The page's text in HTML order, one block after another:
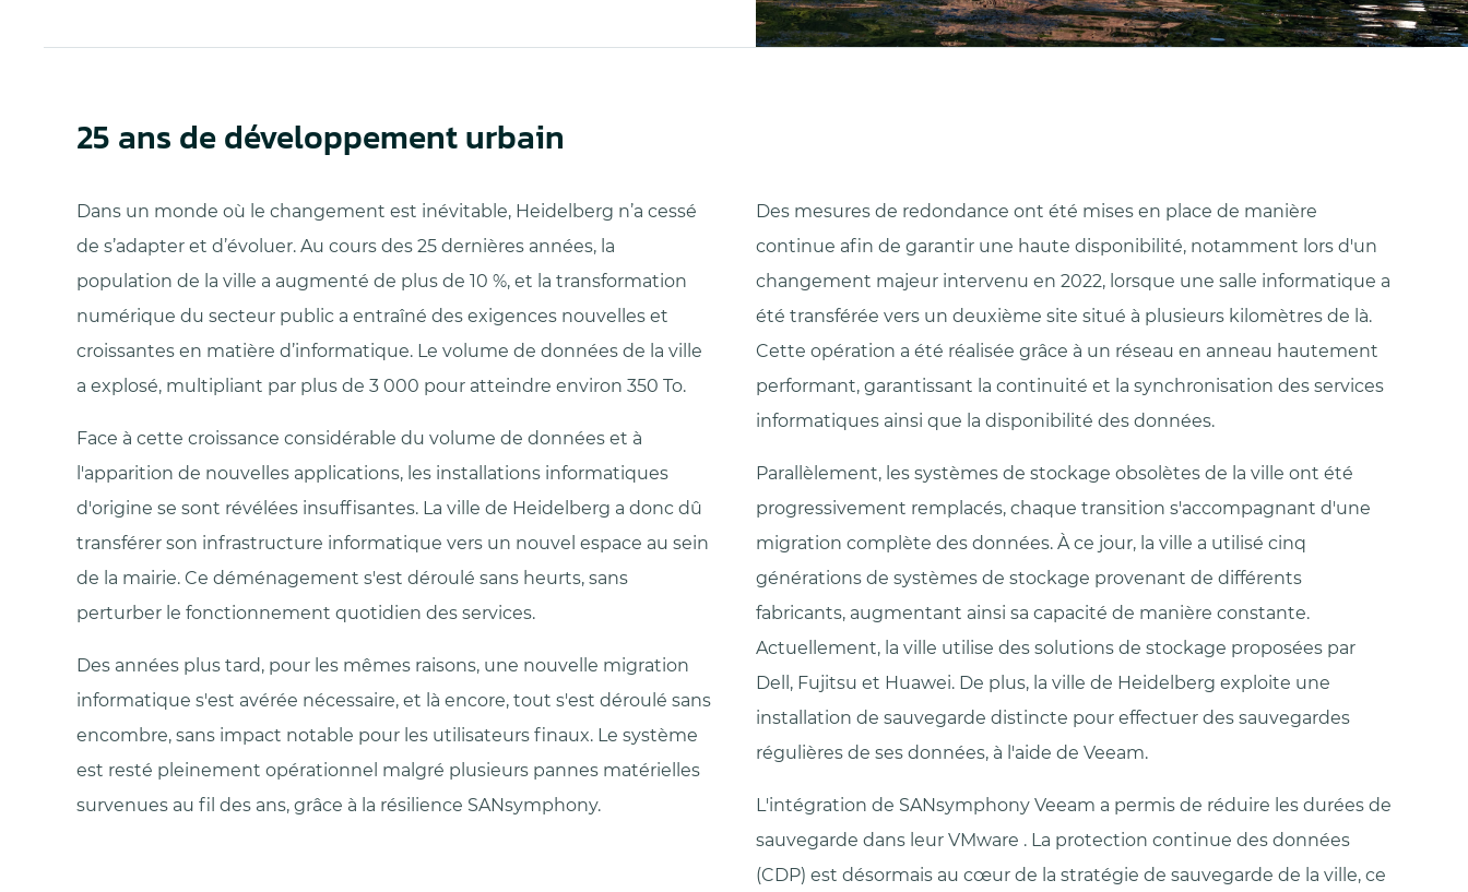
25 ans de développement urbain
Dans un monde où le changement est inévitable, Heidelberg n’a cessé
de s’adapter et d’évoluer. Au cours des 25 dernières années, la
population de la ville a augmenté de plus de 10 %, et la transformation
numérique du secteur public a entraîné des exigences nouvelles et
croissantes en matière d’informatique. Le volume de données de la ville
a explosé, multipliant par plus de 3 000 pour atteindre environ 350 To.
Face à cette croissance considérable du volume de données et à
l'apparition de nouvelles applications, les installations informatiques
d'origine se sont révélées insuffisantes. La ville de Heidelberg a donc dû
transférer son infrastructure informatique vers un nouvel espace au sein
de la mairie. Ce déménagement s'est déroulé sans heurts, sans
perturber le fonctionnement quotidien des services.
Des années plus tard, pour les mêmes raisons, une nouvelle migration
informatique s'est avérée nécessaire, et là encore, tout s'est déroulé sans
encombre, sans impact notable pour les utilisateurs finaux. Le système
est resté pleinement opérationnel malgré plusieurs pannes matérielles
survenues au fil des ans, grâce à la résilience SANsymphony.
Des mesures de redondance ont été mises en place de manière
continue afin de garantir une haute disponibilité, notamment lors d'un
changement majeur intervenu en 2022, lorsque une salle informatique a
été transférée vers un deuxième site situé à plusieurs kilomètres de là.
Cette opération a été réalisée grâce à un réseau en anneau hautement
performant, garantissant la continuité et la synchronisation des services
informatiques ainsi que la disponibilité des données.
Parallèlement, les systèmes de stockage obsolètes de la ville ont été
progressivement remplacés, chaque transition s'accompagnant d'une
migration complète des données. À ce jour, la ville a utilisé cinq
générations de systèmes de stockage provenant de différents
fabricants, augmentant ainsi sa capacité de manière constante.
Actuellement, la ville utilise des solutions de stockage proposées par
Dell, Fujitsu et Huawei. De plus, la ville de Heidelberg exploite une
installation de sauvegarde distincte pour effectuer des sauvegardes
régulières de ses données, à l'aide de Veeam.
L'intégration de SANsymphony Veeam a permis de réduire les durées de
sauvegarde dans leur VMware . La protection continue des données
(CDP) est désormais au cœur de la stratégie de sauvegarde de la ville, ce